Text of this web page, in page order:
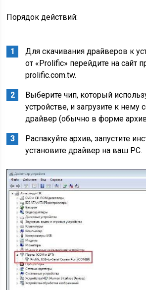
Порядок действий:
Для скачивания драйверов к
от «Prolific» перейдите на сайт
prolific.com.tw.
Выберите чип, который
устройстве, и загрузите к нему
драйвер (обычно в форме
Распакуйте архив, запустите
установите драйвер на ваш PC.